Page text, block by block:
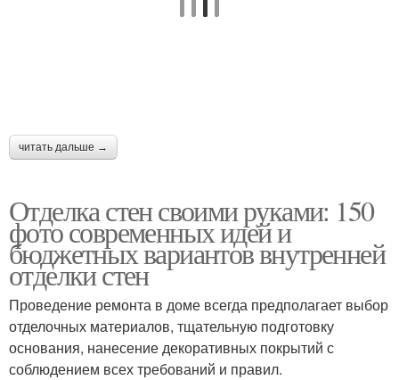
читать дальше →
Отделка стен своими руками: 150
фото современных идей и
бюджетных вариантов внутренней
отделки стен
Проведение ремонта в доме всегда предполагает выбор
отделочных материалов, тщательную подготовку
основания, нанесение декоративных покрытий с
соблюдением всех требований и правил.